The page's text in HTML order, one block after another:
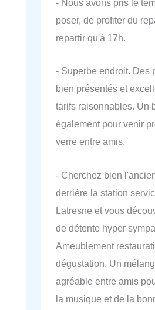
- Nous avons pris le
poser, de profiter du
repartir qu'à 17h.
- Superbe endroit. Des
bien présentés et
tarifs raisonnables. Un
également pour venir
verre entre amis.
- Cherchez bien
derrière la station
Latresne et vous
de détente hyper
Ameublement
dégustation. Un
agréable entre amis
la musique et de la